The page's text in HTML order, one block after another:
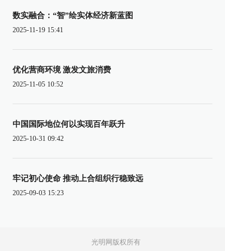
数实融合：“智”绘实体经济新蓝图
2025-11-19 15:41
优化营商环境 激发文旅消费
2025-11-05 10:52
中国国际地位何以实现百年跃升
2025-10-31 09:42
牢记初心使命 推动上合组织行稳致远
2025-09-03 15:23
光明网版权所有